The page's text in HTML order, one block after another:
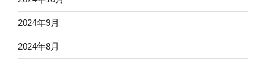
2024年9月
2024年8月